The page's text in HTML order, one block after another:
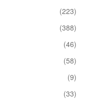
(223)
(388)
(46)
(58)
(9)
(33)